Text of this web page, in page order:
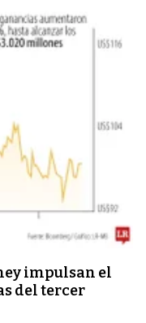
impulsan el
del tercer